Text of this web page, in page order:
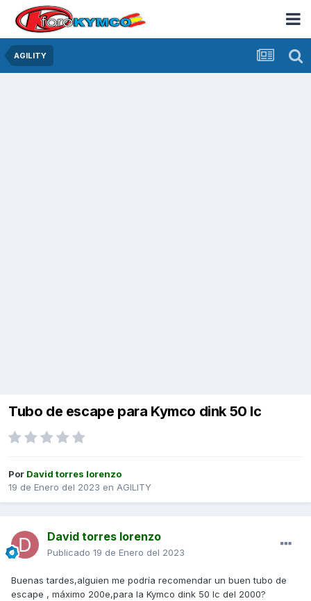
AGILITY
Tubo de escape para Kymco dink 50 lc
Por David torres lorenzo
19 de Enero del 2023 en AGILITY
David torres lorenzo
Publicado 19 de Enero del 2023
Buenas tardes,alguien me podría recomendar un buen tubo de
escape , máximo 200e,para la Kymco dink 50 lc del 2000?